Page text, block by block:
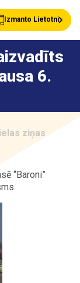
Izmanto Lietotni
Kartes
Bizness
6.
ziņas
“Baroni”